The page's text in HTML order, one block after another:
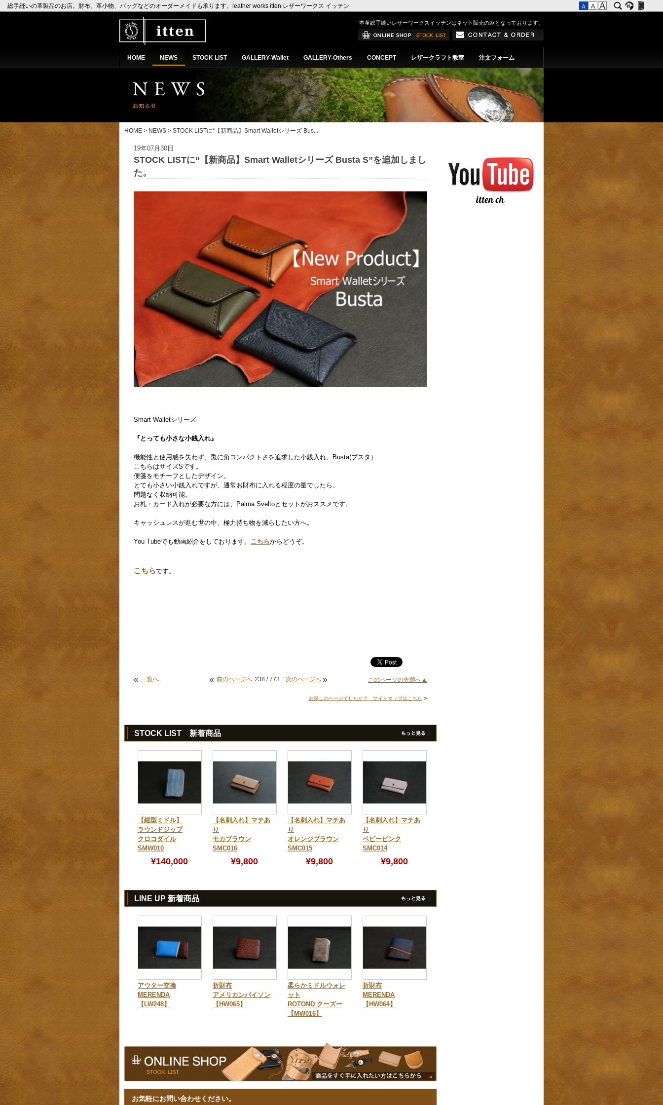
総手縫いの革製品のお店。財布、革小物、バッグなどのオーダーメイドも承ります。leather works itten レザーワークス イッテン
本革総手縫いレザーワークスイッテンはネット販売のみとなっております。
HOME NEWS STOCK LIST GALLERY-Wallet GALLERY-Others CONCEPT レザークラフト教室 注文フォーム
HOME > NEWS > STOCK LISTに“【新商品】Smart Walletシリーズ Bus...
19年07月30日
STOCK LISTに“【新商品】Smart Walletシリーズ Busta S”を追加しまし
た。
Smart Walletシリーズ
『とっても小さな小銭入れ』
機能性と使用感を失わず、兎に角コンパクトさを追求した小銭入れ、Busta(ブスタ）
こちらはサイズSです。
便箋をモチーフとしたデザイン。
とても小さい小銭入れですが、通常お財布に入れる程度の量でしたら、
問題なく収納可能。
お札・カード入れが必要な方には、
Palma Sveltoとセットがおススメです。
キャッシュレスが進む世の中、極力持ち物を減らしたい方へ。
You Tubeでも動画紹介をしております。 こちらからどうぞ。
こちらです。
« 一覧へ « 前のページへ 238 / 773 次のページへ » このページの先頭へ▲
お探しのページでしたか？ サイトマップはこちら »
STOCK LIST 新着商品
【縦型ミドル】
ラウンドジップ
クロコダイル
SMW010
¥140,000
【名刺入れ】マチあ
り
モカブラウン
SMC016
¥9,800
【名刺入れ】マチあ
り
オレンジブラウン
SMC015
¥9,800
【名刺入れ】マチあ
り
ベビーピンク
SMC014
¥9,800
LINE UP 新着商品
アウター交換
MERENDA
【LW248】
折財布
アメリカンバイソン
【HW065】
柔らかミドルウォレ
ット
ROTOND クーズー
【MW016】
折財布
MERENDA
【HW064】
お気軽にお問い合わせください。